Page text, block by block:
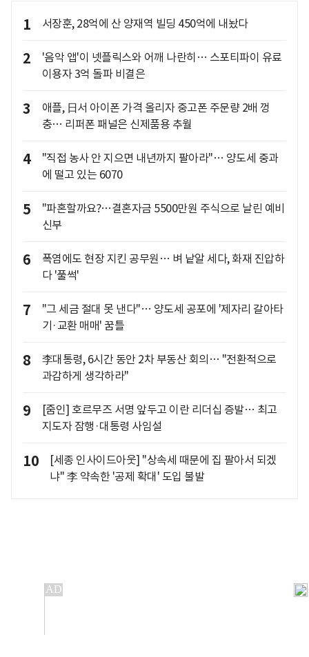
1 서장훈, 28억에 산 양재역 빌딩 450억에 내놨다
2
'음악 앱'이 넷플릭스와 어깨 나란히… 스포티파이 유료
이용자 3억 돌파 비결은
3
애플, 日서 아이폰 가격 올리자 중고폰 주문량 2배 껑
충… 리퍼폰 패널은 신제품용 추월
4
"직접 농사 안 지으면 내년까지 팔아라"… 양도세 중과
에 떨고 있는 6070
5
"파혼할까요?…결혼자금 5500만원 주식으로 날린 예비
신부
6
폭염에도 현장 지킨 공무원… 벼 낱알 세다, 화재 진압하
다 '풀썩'
7
"그 세금 절대 못 낸다"… 양도세 공포에 '제자리 갈아타
기·교환 매매' 꿈틀
8
李대통령, 6시간 동안 2차 부동산 회의… "전환적으로
과감하게 생각하라"
9
[줌인] 호르무즈 서명 앞두고 이란 리더십 증발… 최고
지도자 잠행·대통령 사임설
10
[세종 인사이드아웃] "상속세 때문에 집 팔아서 되겠
냐" 李 약속한 '공제 확대' 도입 불발